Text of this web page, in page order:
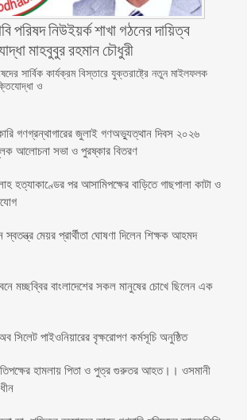
পরিষদ নিউইয়র্ক শাখা গঠনের দায়িত্ব
মাহবুবুর রহমান চৌধুরী
সার্বিক কার্যক্রম বিস্তারে যুক্তরাষ্ট্রে নতুন মাইলফলক
ও
গণগ্রন্থাগারের জুলাই গণঅভ্যুত্থান দিবস ২০২৬
আলোচনা সভা ও পুরষ্কার বিতরণ
হত্যাকাণ্ডের পর আসামিপক্ষের বাড়িতে গাছপালা কাটা ও
স্বতন্ত্র মেয়র প্রার্থীতা ঘোষণা দিলেন শিক্ষক আহমদ
মচ্ছব্বির বাংলাদেশের সকল মানুষের চোখে ছিলেন এক
সিলেট পাইওনিয়ারের বৃক্ষরোপণ কর্মসূচি অনুষ্ঠিত
হামলায় পিতা ও পুত্র গুরুতর আহত।। ওসমানী